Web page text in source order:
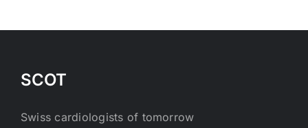
SCOT
Swiss cardiologists of tomorrow